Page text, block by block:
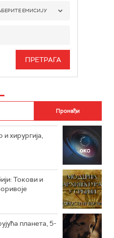
РТС 1
РТС 3
РТС ЖИВОТ
РТС КОЛО
ЕМИСИЈУ
ИНФО
хирургија,
Токови и
планета, 5-